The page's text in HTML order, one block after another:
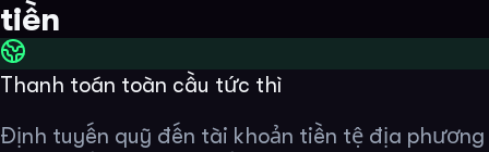
tiền
Thanh toán toàn cầu tức thì
Định tuyến quỹ đến tài khoản tiền tệ địa phương